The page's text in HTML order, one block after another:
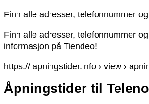
Finn alle adresser, telefonnummer
Finn alle adresser, telefonnummer
informasjon på Tiendeo!
https:// apningstider.info › view ›
Åpningstider til